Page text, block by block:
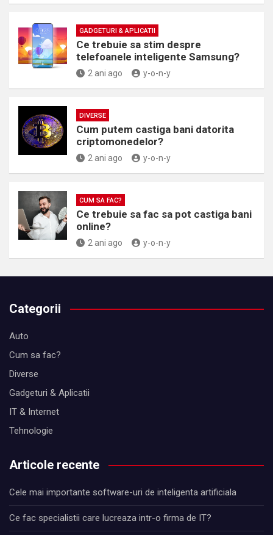
GADGETURI & APLICATII
Ce trebuie sa stim despre
telefoanele inteligente Samsung?
2 ani ago y-o-n-y
DIVERSE
Cum putem castiga bani datorita
criptomonedelor?
2 ani ago y-o-n-y
CUM SA FAC?
Ce trebuie sa fac sa pot castiga bani
online?
2 ani ago y-o-n-y
Categorii
Auto
Cum sa fac?
Diverse
Gadgeturi & Aplicatii
IT & Internet
Tehnologie
Articole recente
Cele mai importante software-uri de inteligenta artificiala
Ce fac specialistii care lucreaza intr-o firma de IT?